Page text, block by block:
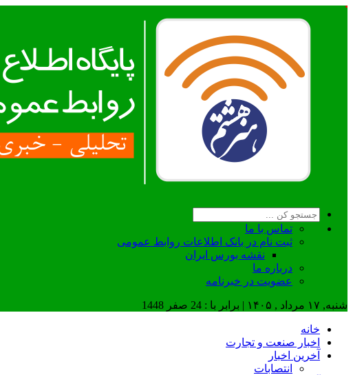
تماس با ما
ثبت نام در بانک اطلاعات روابط عمومی
نقشه بورس ایران
درباره ما
عضويت در خبرنامه
شنبه, ۱۷ مرداد , ۱۴۰۵ | برابر با : 24 صفر 1448
خانه
اخبار صنعت و تجارت
آخرین اخبار
انتصابات